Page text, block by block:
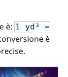
è: 1 yd³ =
è